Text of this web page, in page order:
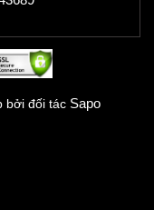
bởi đối tác Sapo